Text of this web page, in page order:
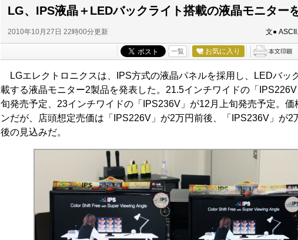
LG、IPS液晶＋LEDバックライト搭載の液晶モニター
2010年10月27日 22時00分更新 文●
一覧 お気に入り
LGエレクトロニクスは、IPS方式の液晶パネルを採用し、LEDバッ
載する液晶モニター2製品を発表した。21.5インチワイドの「
旬発売予定、23インチワイドの「IPS236V」が12月上旬発売予定。価
ンだが、店頭想定売価は「IPS226V」が2万円前後、「IPS236V」が2
後の見込みだ。